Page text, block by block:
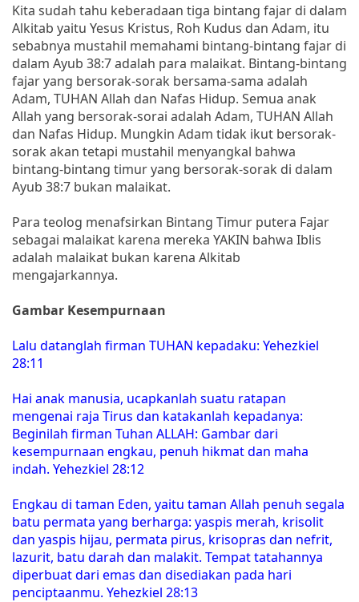
Kita sudah tahu keberadaan tiga bintang fajar di dalam
Alkitab yaitu Yesus Kristus, Roh Kudus dan Adam, itu
sebabnya mustahil memahami bintang-bintang fajar di
dalam Ayub 38:7 adalah para malaikat. Bintang-bintang
fajar yang bersorak-sorak bersama-sama adalah
Adam, TUHAN Allah dan Nafas Hidup. Semua anak
Allah yang bersorak-sorai adalah Adam, TUHAN Allah
dan Nafas Hidup. Mungkin Adam tidak ikut bersorak-
sorak akan tetapi mustahil menyangkal bahwa
bintang-bintang timur yang bersorak-sorak di dalam
Ayub 38:7 bukan malaikat.
Para teolog menafsirkan Bintang Timur putera Fajar
sebagai malaikat karena mereka YAKIN bahwa Iblis
adalah malaikat bukan karena Alkitab
mengajarkannya.
Gambar Kesempurnaan
Lalu datanglah firman TUHAN kepadaku: Yehezkiel
28:11
Hai anak manusia, ucapkanlah suatu ratapan
mengenai raja Tirus dan katakanlah kepadanya:
Beginilah firman Tuhan ALLAH: Gambar dari
kesempurnaan engkau, penuh hikmat dan maha
indah. Yehezkiel 28:12
Engkau di taman Eden, yaitu taman Allah penuh segala
batu permata yang berharga: yaspis merah, krisolit
dan yaspis hijau, permata pirus, krisopras dan nefrit,
lazurit, batu darah dan malakit. Tempat tatahannya
diperbuat dari emas dan disediakan pada hari
penciptaanmu. Yehezkiel 28:13